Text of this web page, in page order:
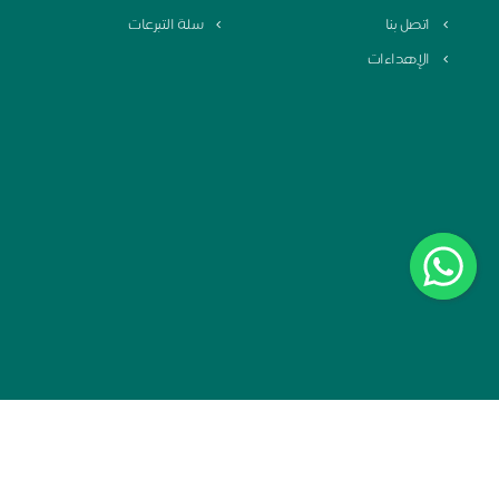
اتصل بنا
سلة التبرعات
الإهداءات